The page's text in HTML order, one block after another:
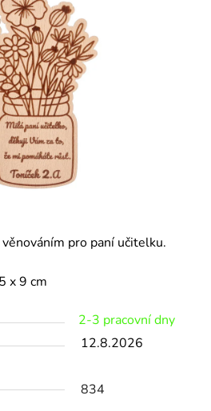
pro paní učitelku.
x 9 cm
2-3 pracovní dny
12.8.2026
834